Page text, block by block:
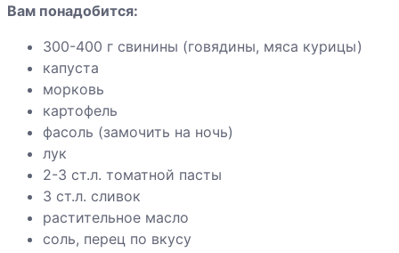
«Строганов»
Говядина,
фаршированная
свининой
Говядина по-
бургундски
Говядина с
Вам понадобится:
300-400 г свинины (говядины, мяса курицы)
капуста
морковь
картофель
фасоль (замочить на ночь)
лук
2-3 ст.л. томатной пасты
3 ст.л. сливок
растительное масло
соль, перец по вкусу